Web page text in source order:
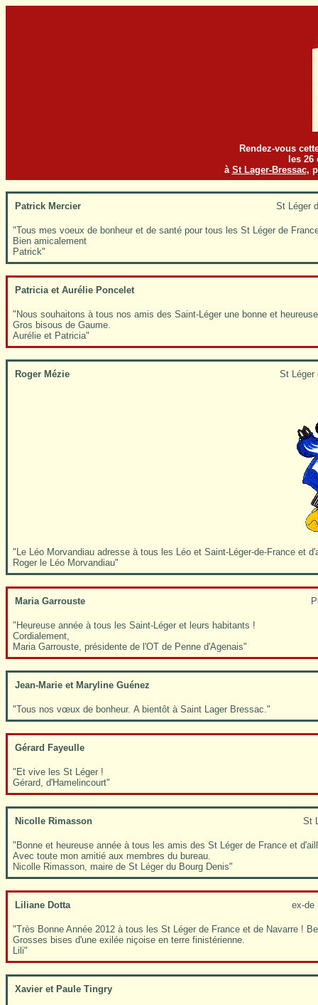
Rendez-vous
les 26
à St Lager-Bressac,
Patrick Mercier St Léger
"Tous mes voeux de bonheur et de santé pour tous les St Léger de
Bien amicalement
Patrick"
Patricia et Aurélie Poncelet
"Nous souhaitons à tous nos amis des Saint-Léger une bonne et
Gros bisous de Gaume.
Aurélie et Patricia"
Roger Mézie St Léger
"Le Léo Morvandiau adresse à tous les Léo et Saint-Léger-de-France et
Roger le Léo Morvandiau"
Maria Garrouste
"Heureuse année à tous les Saint-Léger et leurs habitants !
Cordialement,
Maria Garrouste, présidente de l'OT de Penne d'Agenais"
Jean-Marie et Maryline Guénez
"Tous nos vœux de bonheur. A bientôt à Saint Lager Bressac."
Gérard Fayeulle
"Et vive les St Léger !
Gérard, d'Hamelincourt"
Nicolle Rimasson St
"Bonne et heureuse année à tous les amis des St Léger de France et
Avec toute mon amitié aux membres du bureau.
Nicolle Rimasson, maire de St Léger du Bourg Denis"
Liliane Dotta ex-de
"Très Bonne Année 2012 à tous les St Léger de France et de Navarre !
Grosses bises d'une exilée niçoise en terre finistérienne.
Lili"
Xavier et Paule Tingry